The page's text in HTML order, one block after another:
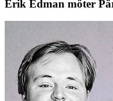
Erik Edman möter